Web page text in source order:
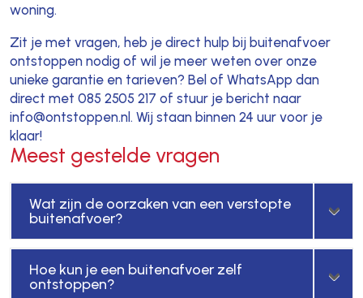
woning.
Zit je met vragen, heb je direct hulp bij buitenafvoer
ontstoppen nodig of wil je meer weten over onze
unieke garantie en tarieven? Bel of WhatsApp dan
direct met 085 2505 217 of stuur je bericht naar
info@ontstoppen.nl. Wij staan binnen 24 uur voor je
klaar!
Meest gestelde vragen
Wat zijn de oorzaken van een verstopte
buitenafvoer?
Hoe kun je een buitenafvoer zelf
ontstoppen?